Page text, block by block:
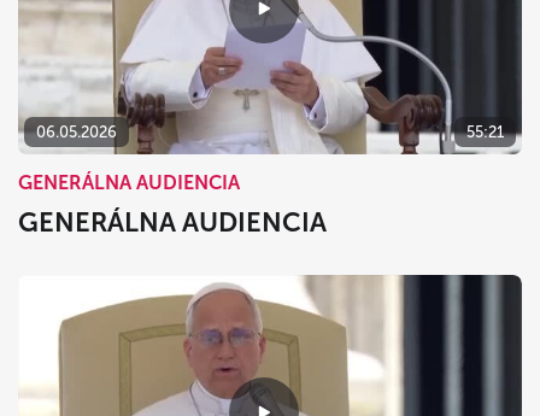
06.05.2026 55:21
GENERÁLNA AUDIENCIA
GENERÁLNA AUDIENCIA